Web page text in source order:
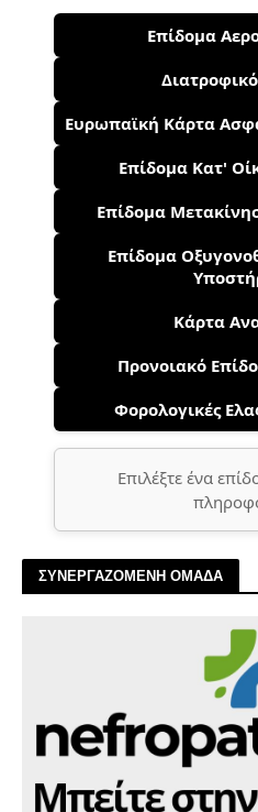
Επίδομα
Ευρωπαϊκή Κάρτα
Επίδομα Κατ'
Επίδομα
Επίδομα
Κάρτα
Προνοιακό
Φορολογικές
Επιλέξτε ένα
ΣΥΝΕΡΓΑΖΟΜΕΝΗ ΟΜΑΔΑ